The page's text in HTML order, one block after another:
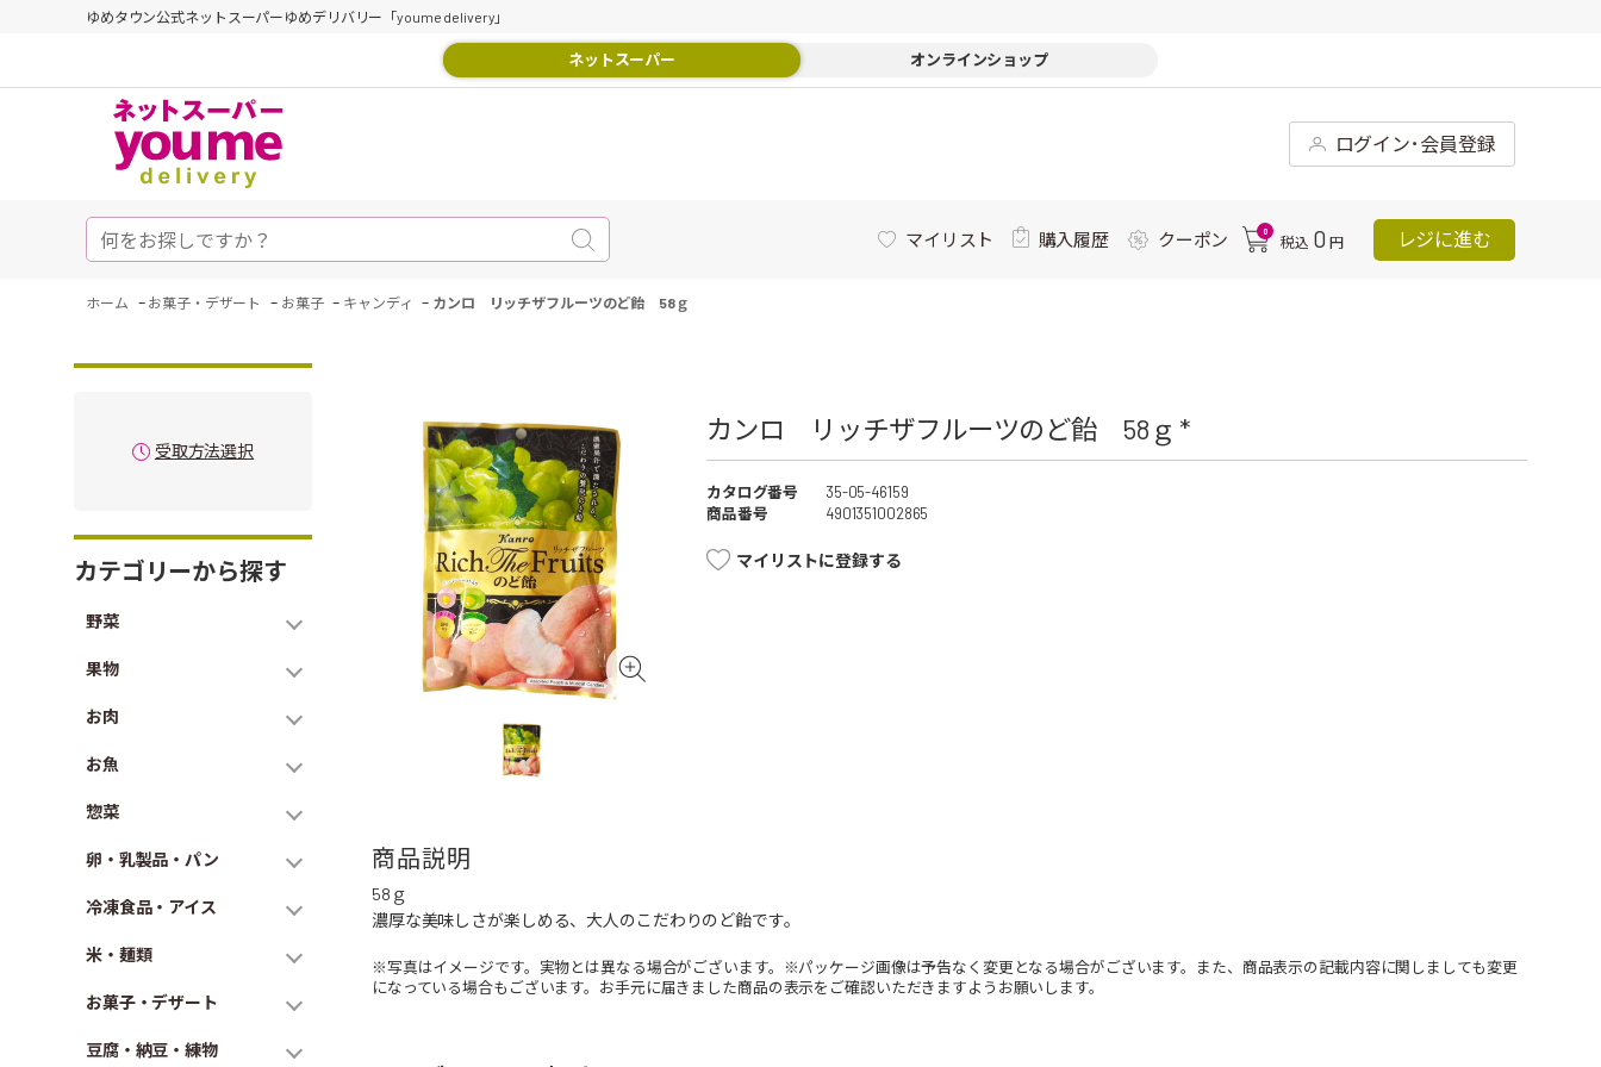
ゆめタウン公式ネットスーパーゆめデリバリー「youme delivery」
ネットスーパー オンラインショップ
ログイン･会員登録
マイリスト 購入履歴 クーポン 0
税込 0 円 レジに進む
ホーム - お菓子・デザート - お菓子 - キャンディ - カンロ リッチザフルーツのど飴 58ｇ
受取方法選択
カテゴリーから探す
野菜
果物
お肉
お魚
惣菜
卵・乳製品・パン
冷凍食品・アイス
米・麺類
お菓子・デザート
豆腐・納豆・練物
カンロ リッチザフルーツのど飴 58ｇ *
カタログ番号
35-05-46159
商品番号
4901351002865
マイリストに登録する
商品説明
58ｇ
濃厚な美味しさが楽しめる、大人のこだわりのど飴です。
※写真はイメージです。実物とは異なる場合がございます。※パッケージ画像は予告なく変更となる場合がございます。また、商品表示の記載内容に関しましても変更
になっている場合もございます。お手元に届きました商品の表示をご確認いただきますようお願いします。